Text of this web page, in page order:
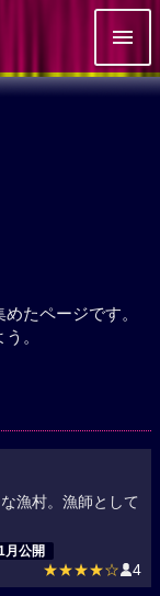
たページです。
。
漁村。漁師として
月公開
★★★★☆ 4